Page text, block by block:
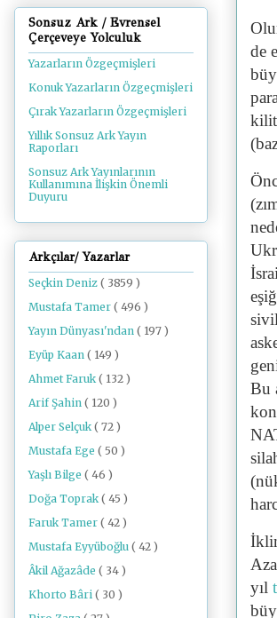
de
kilit
Bu
yıl
Sonsuz Ark / Evrensel
Çerçeveye Yolculuk
Yazarların Özgeçmişleri
Konuk Yazarların Özgeçmişleri
Çırak Yazarların Özgeçmişleri
Yıllık Sonsuz Ark Yayın
Raporları
Sonsuz Ark Yayınlarının
Kullanımına İlişkin Önemli
Duyuru
Arkçılar/ Yazarlar
Seçkin Deniz ( 3859 )
Mustafa Tamer ( 496 )
Yayın Dünyası'ndan ( 197 )
Eyüp Kaan ( 149 )
Ahmet Faruk ( 132 )
Arif Şahin ( 120 )
Alper Selçuk ( 72 )
Mustafa Ege ( 50 )
Yaşlı Bilge ( 46 )
Doğa Toprak ( 45 )
Faruk Tamer ( 42 )
Mustafa Eyyüboğlu ( 42 )
Âkil Ağazâde ( 34 )
Khorto Bâri ( 30 )